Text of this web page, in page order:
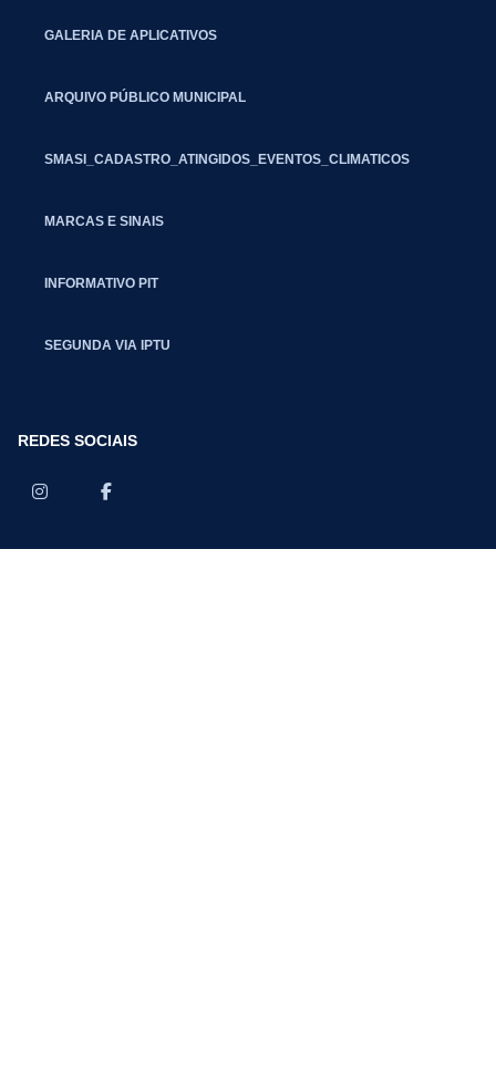
GALERIA DE APLICATIVOS
ARQUIVO PÚBLICO MUNICIPAL
SMASI_CADASTRO_ATINGIDOS_EVENTOS_CLIMATICOS
MARCAS E SINAIS
INFORMATIVO PIT
SEGUNDA VIA IPTU
REDES SOCIAIS